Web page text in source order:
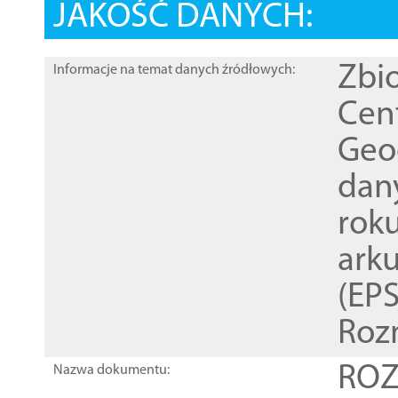
JAKOŚĆ DANYCH:
Informacje na temat danych źródłowych:
Nazwa dokumentu: